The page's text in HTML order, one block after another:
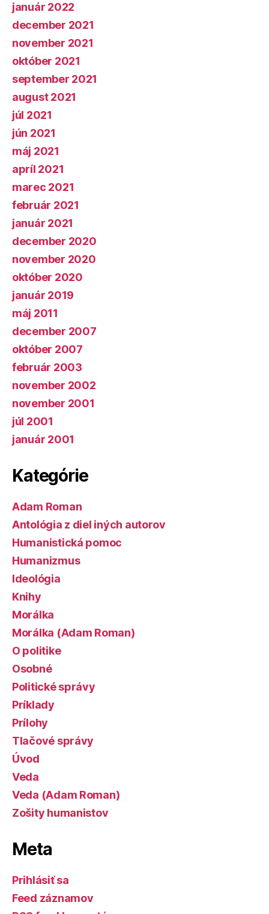
január 2022
december 2021
november 2021
október 2021
september 2021
august 2021
júl 2021
jún 2021
máj 2021
apríl 2021
marec 2021
február 2021
január 2021
december 2020
november 2020
október 2020
január 2019
máj 2011
december 2007
október 2007
február 2003
november 2002
november 2001
júl 2001
január 2001
Kategórie
Adam Roman
Antológia z diel iných autorov
Humanistická pomoc
Humanizmus
Ideológia
Knihy
Morálka
Morálka (Adam Roman)
O politike
Osobné
Politické správy
Príklady
Prílohy
Tlačové správy
Úvod
Veda
Veda (Adam Roman)
Zošity humanistov
Meta
Prihlásiť sa
Feed záznamov